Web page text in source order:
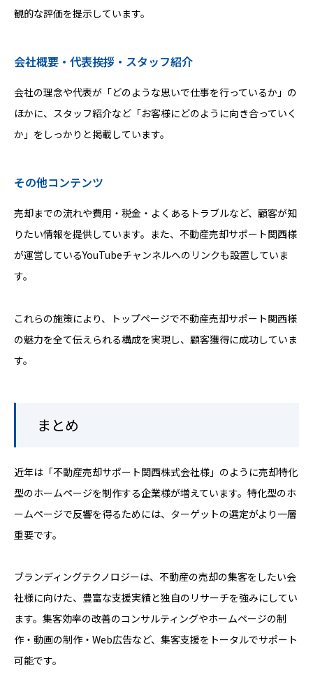
観的な評価を提示しています。
会社概要・代表挨拶・スタッフ紹介
会社の理念や代表が「どのような思いで仕事を行っているか」の
ほかに、スタッフ紹介など「お客様にどのように向き合っていく
か」をしっかりと掲載しています。
その他コンテンツ
売却までの流れや費用・税金・よくあるトラブルなど、顧客が知
りたい情報を提供しています。また、不動産売却サポート関西様
が運営しているYouTubeチャンネルへのリンクも設置していま
す。
これらの施策により、トップページで不動産売却サポート関西様
の魅力を全て伝えられる構成を実現し、顧客獲得に成功していま
す。
まとめ
近年は「不動産売却サポート関西株式会社様」のように売却特化
型のホームページを制作する企業様が増えています。特化型のホ
ームページで反響を得るためには、ターゲットの選定がより一層
重要です。
ブランディングテクノロジーは、不動産の売却の集客をしたい会
社様に向けた、豊富な支援実績と独自のリサーチを強みにしてい
ます。集客効率の改善のコンサルティングやホームページの制
作・動画の制作・Web広告など、集客支援をトータルでサポート
可能です。